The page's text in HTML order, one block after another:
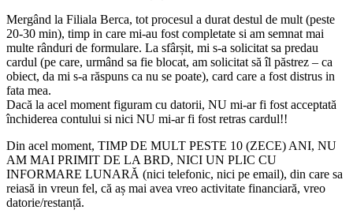
Mergând la Filiala Berca, tot procesul a durat destul de mult (peste
20-30 min), timp in care mi-au fost completate si am semnat mai
multe rânduri de formulare. La sfârșit, mi s-a solicitat sa predau
cardul (pe care, urmând sa fie blocat, am solicitat să îl păstrez – ca
obiect, da mi s-a răspuns ca nu se poate), card care a fost distrus in
fata mea.
Dacă la acel moment figuram cu datorii, NU mi-ar fi fost acceptată
închiderea contului si nici NU mi-ar fi fost retras cardul!!
Din acel moment, TIMP DE MULT PESTE 10 (ZECE) ANI, NU
AM MAI PRIMIT DE LA BRD, NICI UN PLIC CU
INFORMARE LUNARĂ (nici telefonic, nici pe email), din care sa
reiasă in vreun fel, că aș mai avea vreo activitate financiară, vreo
datorie/restanță.